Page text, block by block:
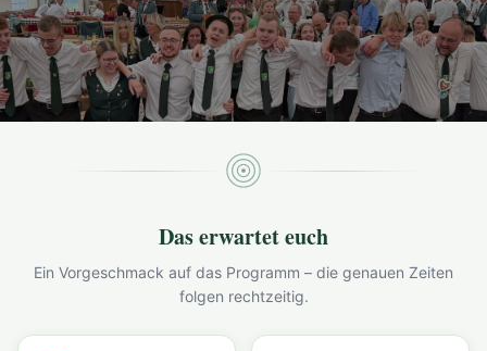
Das erwartet euch
Ein Vorgeschmack auf das Programm – die genauen Zeiten
folgen rechtzeitig.